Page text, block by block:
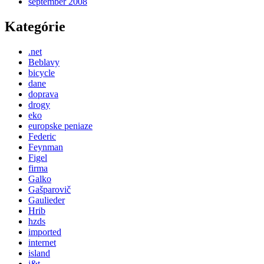
Kategórie
.net
Beblavy
bicycle
dane
doprava
drogy
eko
europske peniaze
Federic
Feynman
Figel
firma
Galko
Gašparovič
Gaulieder
Hrib
hzds
imported
internet
island